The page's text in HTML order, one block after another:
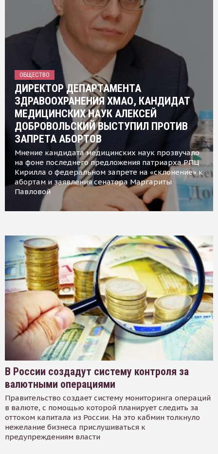
ОБЩЕСТВО
ДИРЕКТОР ДЕПАРТАМЕНТА
ЗДРАВООХРАНЕНИЯ ХМАО, КАНДИДАТ
МЕДИЦИНСКИХ НАУК АЛЕКСЕЙ
ДОБРОВОЛЬСКИЙ ВЫСТУПИЛ ПРОТИВ
ЗАПРЕТА АБОРТОВ
Мнение кандидата медицинских наук прозвучало
на фоне последнего предложения патриарха РПЦ
Кирилла о федеральном запрете на «склонение» к
абортам и заявления сенатора Маргариты
Павловой
В России создадут систему контроля за
валютными операциями
Правительство создает систему мониторинга операций
в валюте, с помощью которой планирует следить за
оттоком капитала из России. На это кабмин толкнуло
нежелание бизнеса прислушиваться к
предупреждениям власти